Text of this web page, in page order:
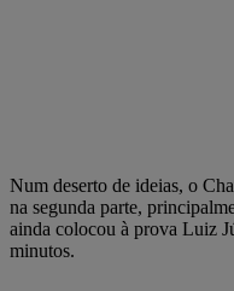
Num deserto de ideias, o
na segunda parte,
ainda colocou à prova Luiz
minutos.